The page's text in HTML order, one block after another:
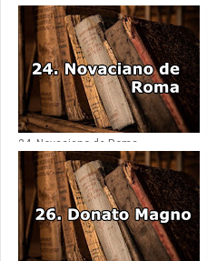
24. Novaciano de Roma